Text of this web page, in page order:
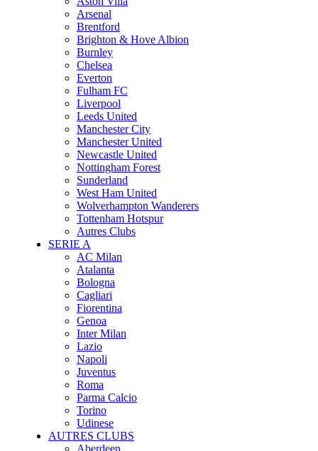
Arsenal
Brentford
Brighton & Hove Albion
Burnley
Chelsea
Everton
Fulham FC
Liverpool
Leeds United
Manchester City
Manchester United
Newcastle United
Nottingham Forest
Sunderland
West Ham United
Wolverhampton Wanderers
Tottenham Hotspur
Autres Clubs
SERIE A
AC Milan
Atalanta
Bologna
Cagliari
Fiorentina
Genoa
Inter Milan
Lazio
Napoli
Juventus
Roma
Parma Calcio
Torino
Udinese
AUTRES CLUBS
Aberdeen